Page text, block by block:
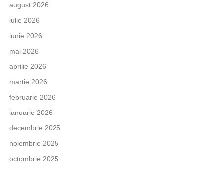
august 2026
iulie 2026
iunie 2026
mai 2026
aprilie 2026
martie 2026
februarie 2026
ianuarie 2026
decembrie 2025
noiembrie 2025
octombrie 2025